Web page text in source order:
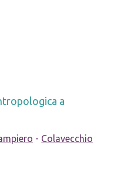
a
- Colavecchio